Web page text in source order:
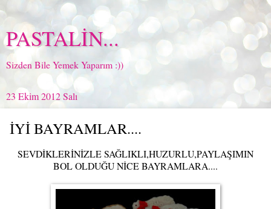
PASTALİN...
Sizden Bile Yemek Yaparım :))
23 Ekim 2012 Salı
İYİ BAYRAMLAR....
SEVDİKLERİNİZLE SAĞLIKLI,HUZURLU,PAYLAŞIMIN
BOL OLDUĞU NİCE BAYRAMLARA....